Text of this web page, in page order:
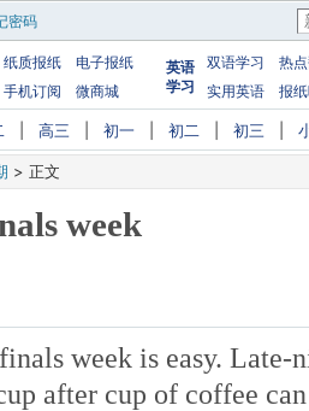
密码
纸质报纸
电子报纸
手机订阅
微商城
英语
学习
双语学习
热
实用英语
报
高三 初一 初二 初三
> 正文
week
week is easy.
after cup of coffee